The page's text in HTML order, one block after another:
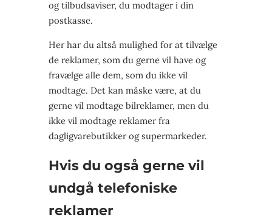
og tilbudsaviser, du modtager i din
postkasse.
Her har du altså mulighed for at tilvælge
de reklamer, som du gerne vil have og
fravælge alle dem, som du ikke vil
modtage. Det kan måske være, at du
gerne vil modtage bilreklamer, men du
ikke vil modtage reklamer fra
dagligvarebutikker og supermarkeder.
Hvis du også gerne vil
undgå telefoniske
reklamer